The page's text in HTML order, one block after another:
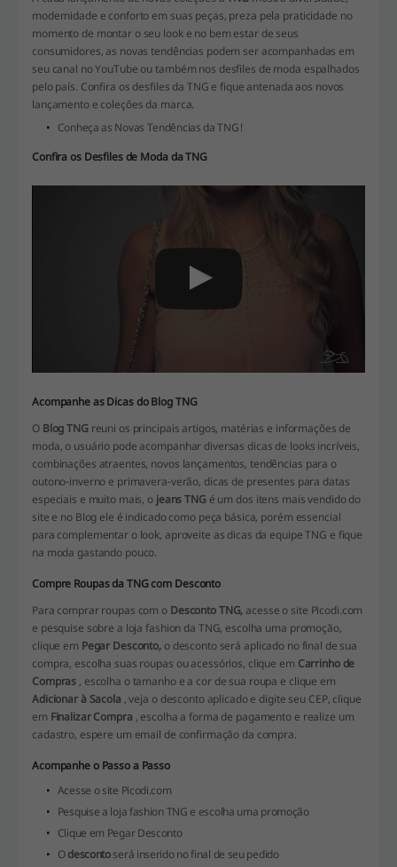
modernidade e conforto em suas peças, preza pela praticidade no
momento de montar o seu look e no bem estar de seus
consumidores, as novas tendências podem ser acompanhadas em
seu canal no YouTube ou também nos desfiles de moda espalhados
pelo país. Confira os desfiles da TNG e fique antenada aos novos
lançamento e coleções da marca.
Conheça as Novas Tendências da TNG!
Confira os Desfiles de Moda da TNG
Acompanhe as Dicas do Blog TNG
O Blog TNG reuni os principais artigos, matérias e informações de
moda, o usuário pode acompanhar diversas dicas de looks incríveis,
combinações atraentes, novos lançamentos, tendências para o
outono-inverno e primavera-verão, dicas de presentes para datas
especiais e muito mais, o jeans TNG é um dos itens mais vendido do
site e no Blog ele é indicado como peça básica, porém essencial
para complementar o look, aproveite as dicas da equipe TNG e fique
na moda gastando pouco.
Compre Roupas da TNG com Desconto
Para comprar roupas com o Desconto TNG,acesse o site Picodi.com
e pesquise sobre a loja fashion da TNG, escolha uma promoção,
clique em Pegar Desconto, o desconto será aplicado no final de sua
compra, escolha suas roupas ou acessórios, clique em Carrinho de
Compras , escolha o tamanho e a cor de sua roupa e clique em
Adicionar à Sacola , veja o desconto aplicado e digite seu CEP, clique
em Finalizar Compra , escolha a forma de pagamento e realize um
cadastro, espere um email de confirmação da compra.
Acompanhe o Passo a Passo
Acesse o site Picodi.com
Pesquise a loja fashion TNG e escolha uma promoção
Clique em Pegar Desconto
Odescontoserá inserido no final de seu pedido